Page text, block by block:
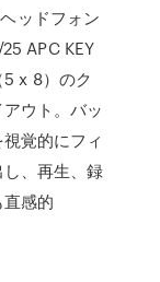
ッドフォン
APC KEY
x 8）のク
ウト。バッ
覚的にフィ
、再生、録
感的